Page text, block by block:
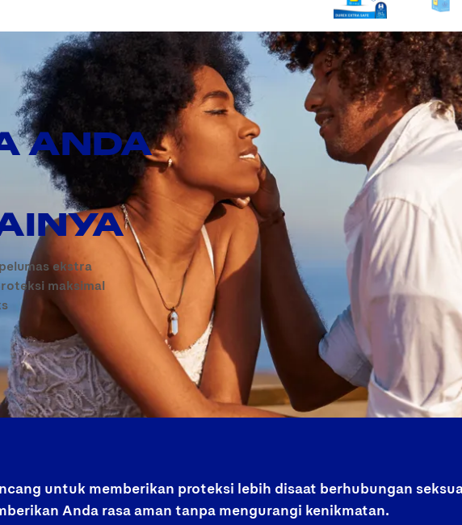
ANDA
ekstra
maksimal
untuk memberikan proteksi lebih disaat berhubungan
Anda rasa aman tanpa mengurangi kenikmatan.